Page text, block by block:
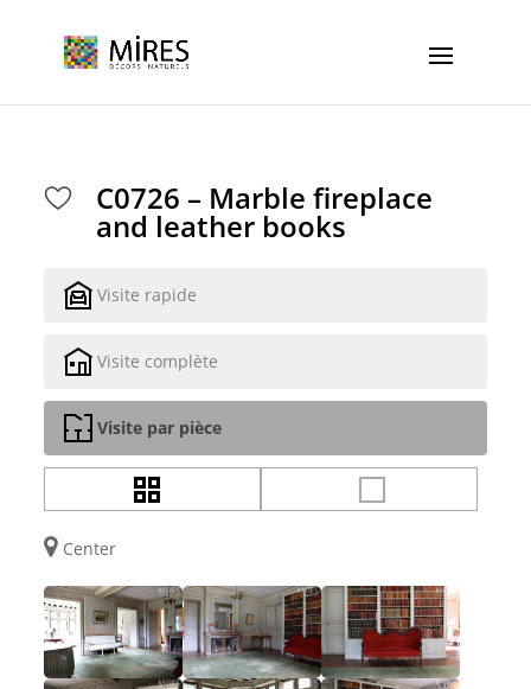
C0726 – Marble fireplace
and leather books
Visite rapide
Visite complète
Visite par pièce
Center